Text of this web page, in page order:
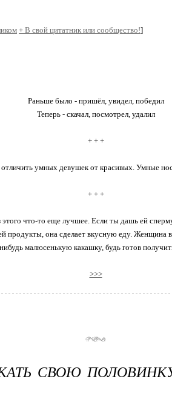
+ В свой цитатник или сообщество!]
Раньше было - пришёл, увидел, победил
Теперь - скачал, посмотрел, удалил
+ + +
отличить умных девушек от красивых. Умные
+ + +
что-то еще лучшее. Если ты дашь ей
продукты, она сделает вкусную еду. Женщина
малюсенькую какашку, будь готов
>>>
СВОЮ